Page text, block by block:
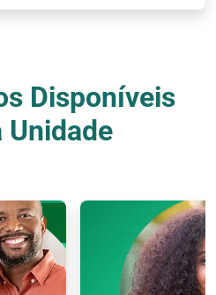
Disponíveis
Unidade